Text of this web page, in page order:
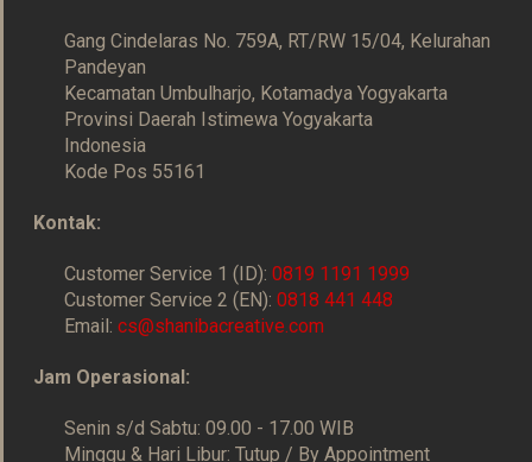
Gang Cindelaras No. 759A, RT/RW 15/04, Kelurahan
Pandeyan
Kecamatan Umbulharjo, Kotamadya Yogyakarta
Provinsi Daerah Istimewa Yogyakarta
Indonesia
Kode Pos 55161
Kontak:
Customer Service 1 (ID):0819 1191 1999
Customer Service 2 (EN):0818 441 448
Email:cs@shanibacreative.com
Jam Operasional:
Senin s/d Sabtu: 09.00 - 17.00 WIB
Minggu & Hari Libur: Tutup / By Appointment